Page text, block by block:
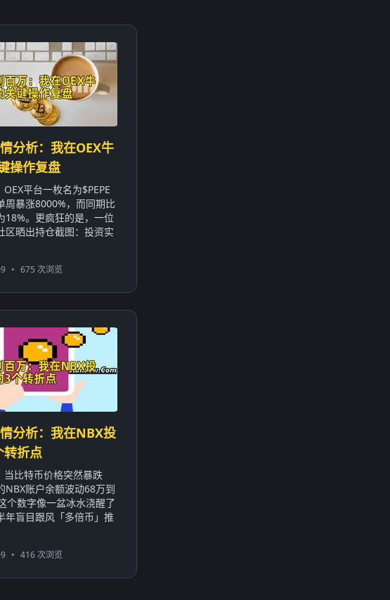
分析：我在OEX牛
操作复盘
平台一枚名为$PEPE
周暴涨8000%，而同期比
18%。更疯狂的是，一位
区晒出持仓截图：投资实
• 675 次浏览
分析：我在NBX投
转折点
当比特币价格突然暴跌
NBX账户余额波动68万到
个数字像一盆冰水浇醒了
盲目跟风「多倍币」推
• 416 次浏览